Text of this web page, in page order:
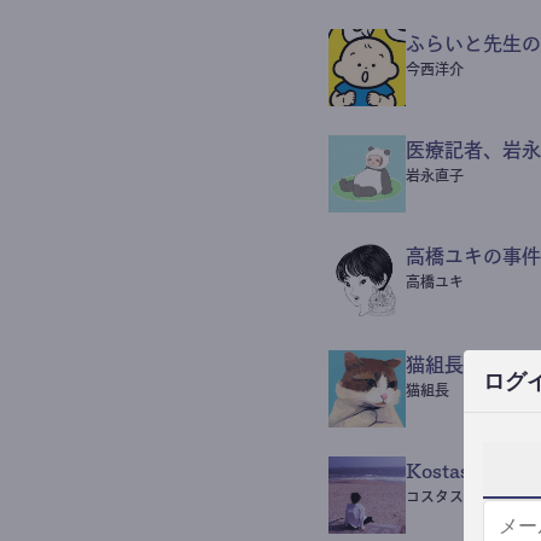
ログ
ふらいと先生
今西洋介
医療記者、岩
岩永直子
高橋ユキの事
高橋ユキ
猫組長POST
猫組長
Kostas
コスタス